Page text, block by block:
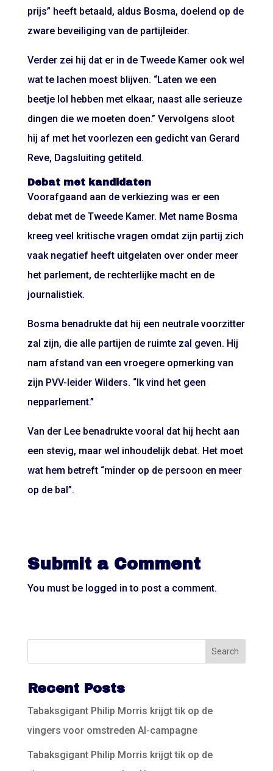
prijs” heeft betaald, aldus Bosma, doelend op de
zware beveiliging van de partijleider.
Verder zei hij dat er in de Tweede Kamer ook wel
wat te lachen moest blijven. “Laten we een
beetje lol hebben met elkaar, naast alle serieuze
dingen die we moeten doen.” Vervolgens sloot
hij af met het voorlezen een gedicht van Gerard
Reve, Dagsluiting getiteld.
Debat met kandidaten
Voorafgaand aan de verkiezing was er een
debat met de Tweede Kamer. Met name Bosma
kreeg veel kritische vragen omdat zijn partij zich
vaak negatief heeft uitgelaten over onder meer
het parlement, de rechterlijke macht en de
journalistiek.
Bosma benadrukte dat hij een neutrale voorzitter
zal zijn, die alle partijen de ruimte zal geven. Hij
nam afstand van een vroegere opmerking van
zijn PVV-leider Wilders. “Ik vind het geen
nepparlement.”
Van der Lee benadrukte vooral dat hij hecht aan
een stevig, maar wel inhoudelijk debat. Het moet
wat hem betreft “minder op de persoon en meer
op de bal”.
Submit a Comment
You must be logged in to post a comment.
Recent Posts
Tabaksgigant Philip Morris krijgt tik op de
vingers voor omstreden AI-campagne
Tabaksgigant Philip Morris krijgt tik op de